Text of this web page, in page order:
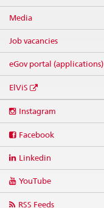
Media
Job vacancies
eGov portal (applications)
ElViS
media
Instagram
Facebook
Linkedin
YouTube
RSS Feeds